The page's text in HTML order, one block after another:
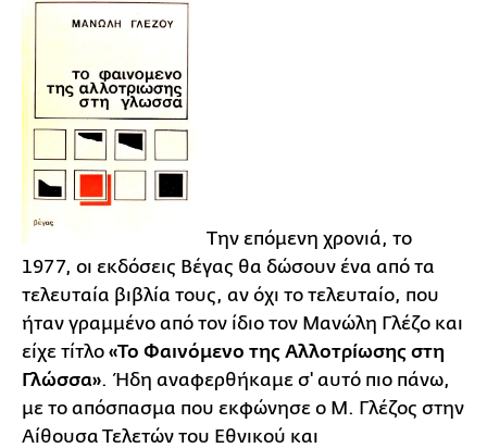
Την επόμενη χρονιά, το
1977, οι εκδόσεις Βέγας θα δώσουν ένα από τα
τελευταία βιβλία τους, αν όχι το τελευταίο, που
ήταν γραμμένο από τον ίδιο τον Μανώλη Γλέζο και
είχε τίτλο «Το Φαινόμενο της Αλλοτρίωσης στη
Γλώσσα». Ήδη αναφερθήκαμε σ' αυτό πιο πάνω,
με το απόσπασμα που εκφώνησε ο Μ. Γλέζος στην
Αίθουσα Τελετών του Εθνικού και